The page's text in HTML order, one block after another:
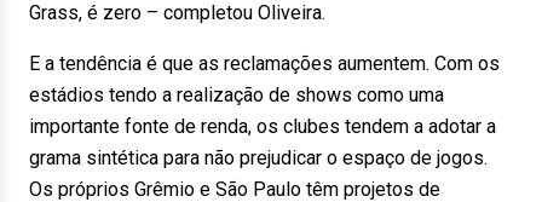
Grass, é zero – completou Oliveira.
E a tendência é que as reclamações aumentem. Com os
estádios tendo a realização de shows como uma
importante fonte de renda, os clubes tendem a adotar a
grama sintética para não prejudicar o espaço de jogos.
Os próprios Grêmio e São Paulo têm projetos de